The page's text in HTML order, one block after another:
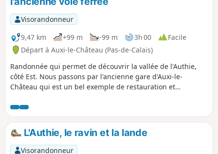
Visorandonneur
9,47 km
+99 m -99 m 3h 00
Facile
Départ à Auxi-le-Château (Pas-de-Calais)
Randonnée qui permet de découvrir la vallée de l'Authie,
côté Est. Nous passons par l'ancienne gare d'Auxi-le-
Château qui est un bel exemple de restauration et
petit cimetière militaire qui nous rappelle, ici aussi, les
horreurs de la guerre. Enfin, profitons des superbes points
de vue sur la vallée et sur la charmante ville d'Auxi.
L'Authie, le ravin et la lande
Visorandonneur